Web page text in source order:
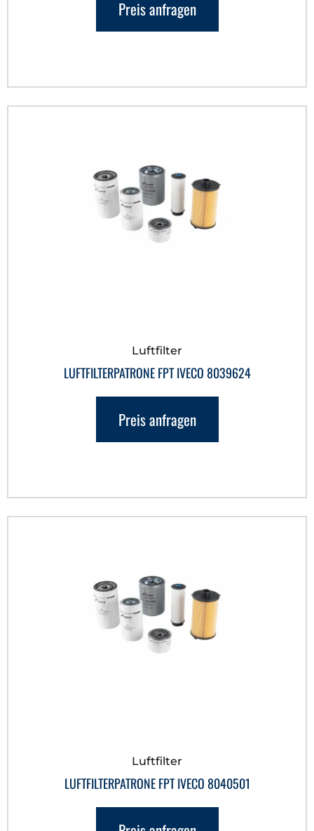
Preis anfragen
Luftfilter
LUFTFILTERPATRONE FPT IVECO 8039624
Preis anfragen
Luftfilter
LUFTFILTERPATRONE FPT IVECO 8040501